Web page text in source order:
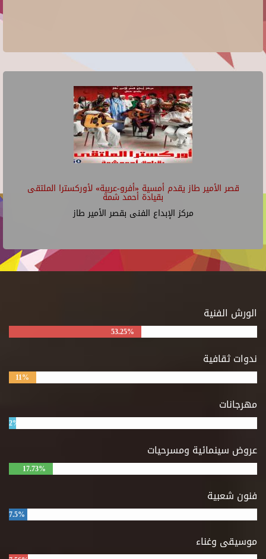
قصر الأمير طاز يقدم أمسية «أفرو-عربية» لأوركسترا الملتقى
بقيادة أحمد شمة
مركز الإبداع الفنى بقصر الأمير طاز
الورش الفنية
53.25%
ندوات ثقافية
11%
مهرجانات
2%
عروض سينمائية ومسرحيات
17.73%
فنون شعبية
7.5%
موسيقى وغناء